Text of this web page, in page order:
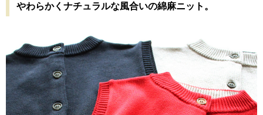
やわらかくナチュラルな風合いの綿麻ニット。